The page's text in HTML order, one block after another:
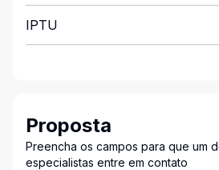
IPTU
Proposta
Preencha os campos para que um
especialistas entre em contato